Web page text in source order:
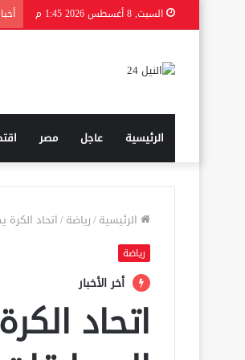
السبت, 8 أغسطس 2026 1:45 م
الرئيسية عاجل مصر
الرئيسية/رياضة/اتحاد الكرة
رياضة
أخر الأخبار
اتحاد